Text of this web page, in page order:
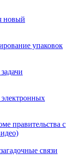
новый
упаковок
электронных
правительства с
связи